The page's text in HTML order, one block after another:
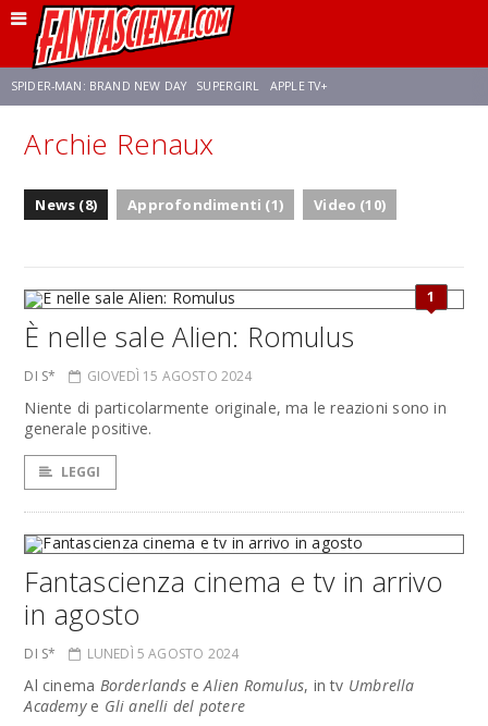
SPIDER-MAN: BRAND NEW DAY SUPERGIRL APPLE TV+
FRANCO RICCIARDIELLO ZENDAYA
Archie Renaux
News (8) Approfondimenti (1) Video (10)
1
È nelle sale Alien: Romulus
DI S* GIOVEDÌ 15 AGOSTO 2024
Niente di particolarmente originale, ma le reazioni sono in
generale positive.
LEGGI
Fantascienza cinema e tv in arrivo
in agosto
DI S* LUNEDÌ 5 AGOSTO 2024
Al cinema BorderlandseAlien Romulus, in tv Umbrella
Academye Gli anelli del potere